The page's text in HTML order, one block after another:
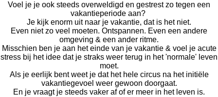
Voel je je ook steeds overweldigd en gestrest zo tegen een
vakantieperiode aan?
Je kijk enorm uit naar je vakantie, dat is het niet.
Even niet zo veel moeten. Ontspannen. Even een andere
omgeving & een ander ritme.
Misschien ben je aan het einde van je vakantie & voel je acute
stress bij het idee dat je straks weer terug in het 'normale' leven
moet.
Als je eerlijk bent weet je dat het hele circus na het initiële
vakantiegevoel weer gewoon doorgaat.
En je vraagt je steeds vaker af of er meer in het leven is.